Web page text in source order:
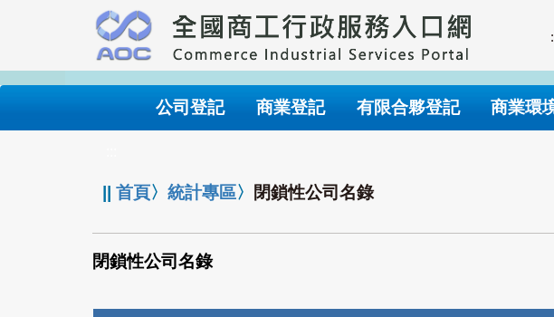
要
內
公司登記 商業登記 有限合夥登記 商業環
||首頁〉統計專區〉 閉鎖性公司名錄
閉鎖性公司名錄